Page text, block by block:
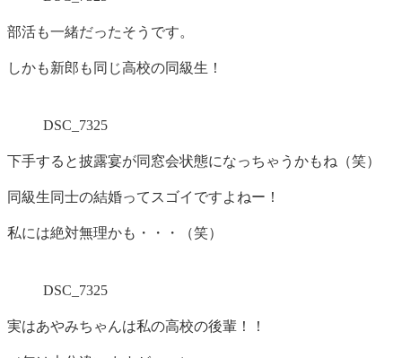
部活も一緒だったそうです。
しかも新郎も同じ高校の同級生！
DSC_7325
下手すると披露宴が同窓会状態になっちゃうかもね（笑）
同級生同士の結婚ってスゴイですよねー！
私には絶対無理かも・・・（笑）
DSC_7325
実はあやみちゃんは私の高校の後輩！！